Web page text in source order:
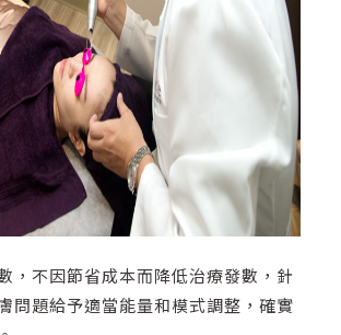
，不因節省成本而降低治療發數，針
問題給予適當能量和模式調整，確實